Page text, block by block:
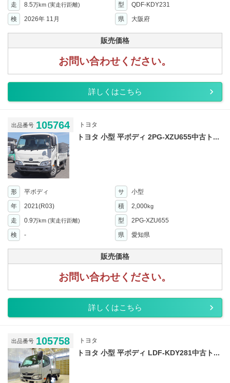
走 8.5万km (実走行距離) 型
QDF-KDY231
検
2026年 11月 県 大阪府
販売価格
お問い合わせください。
詳しくはこちら
出品番号 105764 トヨタ
トヨタ 小型 平ボディ 2PG-XZU655中古ト...
形 平ボディ サ
小型
年
2021(R03) 積 2,000kg
走 0.9万km (実走行距離) 型
2PG-XZU655
検
- 県 愛知県
販売価格
お問い合わせください。
詳しくはこちら
出品番号 105758 トヨタ
トヨタ 小型 平ボディ LDF-KDY281中古ト...